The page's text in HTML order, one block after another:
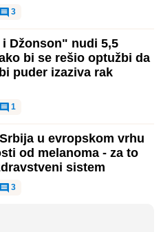
3
Džonson" nudi 5,5
bi se rešio optužbi da
puder izaziva rak
1
u evropskom vrhu
od melanoma - za to
sistem
3